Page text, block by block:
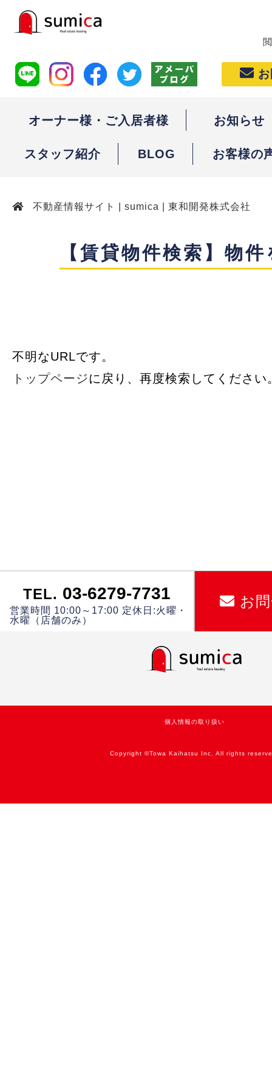
オーナー様・ご入居者様 お知らせ
スタッフ紹介 BLOG お客様の
不動産情報サイト | sumica | 東和開発株式会社
【賃貸物件検索】物
不明なURLです。
トップページに戻り、再度検索してください
TEL. 03-6279-7731
営業時間 10:00～17:00 定休日:火曜・
水曜（店舗のみ）
お
個人情報の取り扱い
Copyright ©Towa Kaihatsu Inc. All rights